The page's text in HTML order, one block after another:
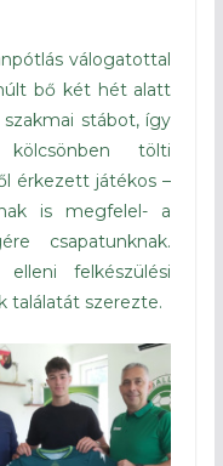
válogatottal
bő két hét alatt
stábot, így
tölti
érkezett játékos –
is megfelel- a
csapatunknak.
felkészülési
találatát szerezte.